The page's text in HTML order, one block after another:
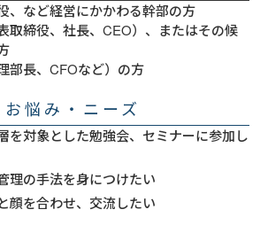
、など経営にかかわる幹部の方
取締役、社長、CEO）、またはその候
部長、CFOなど）の方
悩み・ニーズ
を対象とした勉強会、セミナーに参加し
理の手法を身につけたい
顔を合わせ、交流したい